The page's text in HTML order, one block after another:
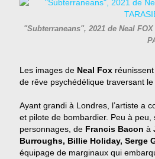
"Subterraneans", 2021 de Neal
Les images de Neal Fox
de rêve psychédélique traversant le
Ayant grandi à Londres, l’artiste a
et pilote de bombardier. Peu à
personnages, de Francis Bacon à
Burroughs, Billie Holiday, Serge
équipage de marginaux qui